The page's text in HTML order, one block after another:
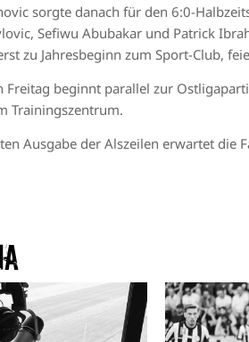
sorgte danach für den 6:0-
Sefiwu Abubakar und Patrick
zu Jahresbeginn zum Sport-Club,
Freitag beginnt parallel zur
Trainingszentrum.
Ausgabe der Alszeilen erwartet die